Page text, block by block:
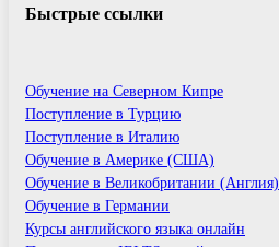
Быстрые ссылки
Обучение на Северном Кипре
Поступление в Турцию
Поступление в Италию
Обучение в Америке (США)
Обучение в Великобритании (Англия)
Обучение в Германии
Курсы английского языка онлайн